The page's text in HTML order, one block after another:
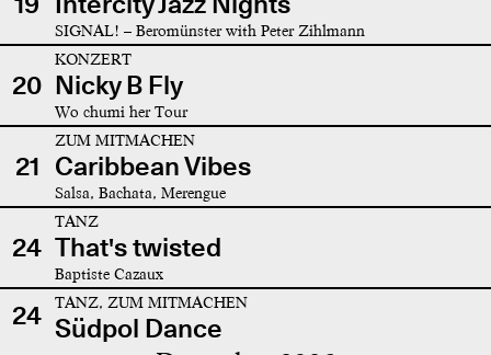
SIGNAL! – Beromünster with Peter Zihlmann
20
KONZERT
Nicky B Fly
Wo chumi her Tour
21
ZUM MITMACHEN
Caribbean Vibes
Salsa, Bachata, Merengue
24
TANZ
That's twisted
Baptiste Cazaux
24 TANZ, ZUM MITMACHEN
Südpol Dance